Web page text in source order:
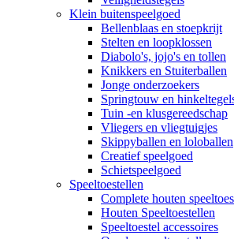
Klein buitenspeelgoed
Bellenblaas en stoepkrijt
Stelten en loopklossen
Diabolo's, jojo's en tollen
Knikkers en Stuiterballen
Jonge onderzoekers
Springtouw en
Tuin -en klusgereedschap
Vliegers en vliegtuigjes
Skippyballen en loloballen
Creatief speelgoed
Schietspeelgoed
Speeltoestellen
Complete houten
Houten Speeltoestellen
Speeltoestel accessoires